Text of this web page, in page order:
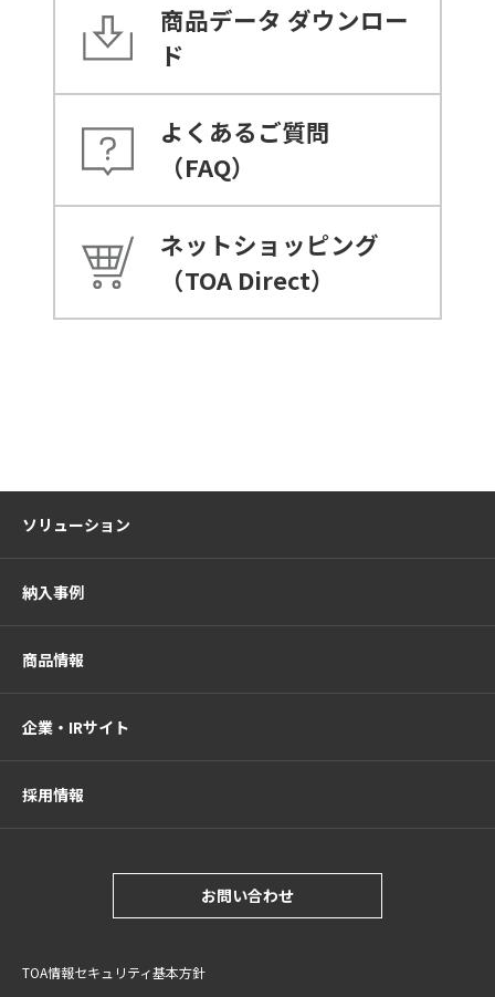
商品データ ダウンロー
ド
よくあるご質問
（FAQ）
ネットショッピング
（TOA Direct）
ソリューション
納入事例
商品情報
企業・IRサイト
採用情報
お問い合わせ
TOA情報セキュリティ基本方針